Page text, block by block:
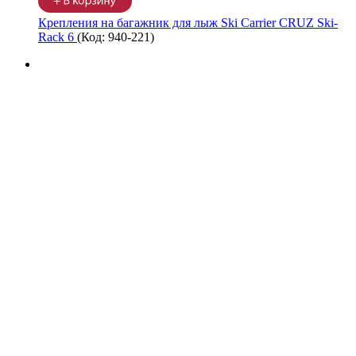
Крепления на багажник для лыж Ski Carrier CRUZ Ski-
Rack 6 (Код: 940-221)